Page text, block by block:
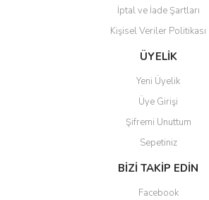
Gönder
İptal ve İade Şartları
Kişisel Veriler Politikası
ÜYELİK
Yeni Üyelik
Üye Girişi
Şifremi Unuttum
Sepetiniz
BİZİ TAKİP EDİN
Facebook